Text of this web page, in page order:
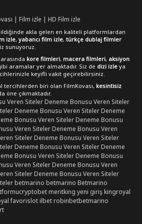
| Film izle | HD Film izle
akla gelen en kaliteli platformlardan
izle, yabancı film izle, türkçe dublaj filmler
sunuyoruz.
kore filmleri, macera filmleri, aksiyon
aramalar yer almaktadır. Siz de dizi izle ya
keyifli vakit geçirebilirsiniz.
tercihlerden biri olan FilmKovası, kesintisiz
öne çıkmaktadır.
Veren SitelerDeneme Bonusu Veren Siteler
Deneme Bonusu Veren SitelerDeneme
Bonusu Veren SitelerDeneme Bonusu
Veren SitelerDeneme Bonusu Veren
SitelerDeneme Bonusu Veren Siteler
Deneme Bonusu Veren SitelerDeneme
Bonusu Veren SitelerDeneme Bonusu
Veren SitelerDeneme Bonusu Veren
SitelerDeneme Bonusu Veren Siteler
betmarino betmarino Betmarino
cryptobetmeritking yeni girişkingroyal
favorislotilbetrobinbetbetmarino